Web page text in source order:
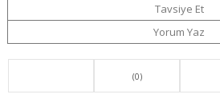
Tavsiye Et
Yorum Yaz
(0)